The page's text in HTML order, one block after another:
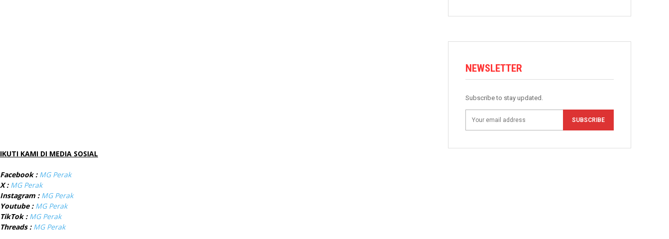
NEWSLETTER
Subscribe to stay updated.
SUBSCRIBE
IKUTI KAMI DI MEDIA SOSIAL
Facebook : MG Perak
X : MG Perak
Instagram : MG Perak
Youtube : MG Perak
TikTok : MG Perak
Threads : MG Perak